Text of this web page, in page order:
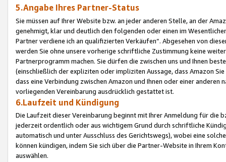
5.Angabe Ihres Partner-Status
Sie müssen auf Ihrer Website bzw. an jeder anderen Stelle, an der
genehmigt, klar und deutlich den folgenden oder einen im
Partner verdiene ich an qualifizierten Verkäufen“. Abgesehen von
werden Sie ohne unsere vorherige schriftliche Zustimmung keine
Partnerprogramm machen. Sie dürfen die zwischen uns und Ihnen
(einschließlich der expliziten oder impliziten Aussage, dass Amazon
dass eine Verbindung zwischen Amazon und Ihnen oder einer
vorliegenden Vereinbarung ausdrücklich gestattet ist.
6.Laufzeit und Kündigung
Die Laufzeit dieser Vereinbarung beginnt mit Ihrer Anmeldung für die
jederzeit ordentlich oder aus wichtigem Grund durch schriftliche
automatisch und unter Ausschluss des Gerichtswegs), wobei eine
können kündigen, indem Sie sich über die Partner-Website in Ihrem
auswählen.